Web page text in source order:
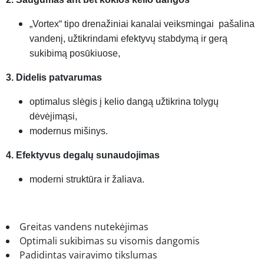
„Vortex“ tipo drenažiniai kanalai veiksmingai pašalina
vandenį, užtikrindami efektyvų stabdymą ir gerą
sukibimą posūkiuose,
3. Didelis patvarumas
optimalus slėgis į kelio dangą užtikrina tolygų
dėvėjimąsi,
modernus mišinys.
4. Efektyvus degalų sunaudojimas
moderni struktūra ir žaliava.
Greitas vandens nutekėjimas
Optimali sukibimas su visomis dangomis
Padidintas vairavimo tikslumas